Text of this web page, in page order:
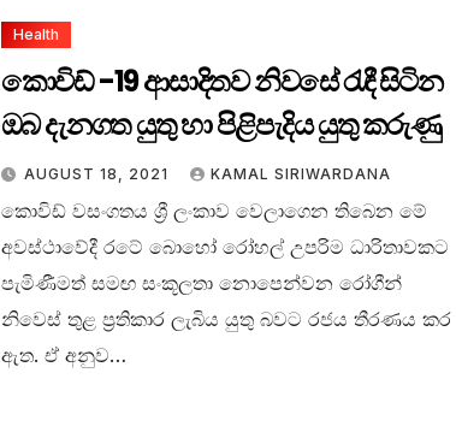
Health
කොවිඩ් -19 ආසාදිතව නිවසේ රැඳී සිටින
ඔබ දැනගත යුතු හා පිළිපැදිය යුතු කරුණු
AUGUST 18, 2021 KAMAL SIRIWARDANA
කොවිඩ් වසංගතය ශ්‍රී ලංකාව වෙලාගෙන තිබෙන මේ
අවස්ථාවේදී රටේ බොහෝ රෝහල් උපරිම ධාරිතාවකට
පැමිණීමත් සමඟ සංකූලතා නොපෙන්වන රෝගීන්
නිවෙස් තුළ ප්‍රතිකාර ලැබිය යුතු බවට රජය තීරණය කර
ඇත. ඒ අනුව…